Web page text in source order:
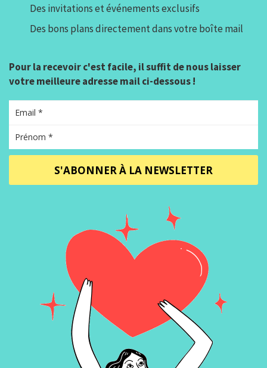
Des invitations et événements exclusifs
Des bons plans directement dans votre boîte mail
Pour la recevoir c'est facile, il suffit de nous laisser
votre meilleure adresse mail ci-dessous !
S'ABONNER À LA NEWSLETTER